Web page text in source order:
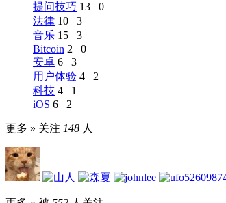
提问技巧 13 0
法律 10 3
音乐 15 3
Bitcoin 2 0
安卓 6 3
用户体验 4 2
科技 4 1
iOS 6 2
更多 » 关注 148 人